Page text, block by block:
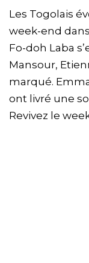
Les Togolais
week-end
Fo-doh Laba
Mansour,
marqué.
ont livré une
Revivez le